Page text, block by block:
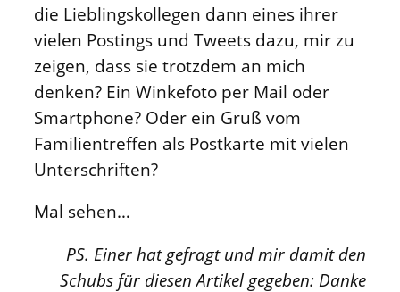
die Lieblingskollegen dann eines ihrer
vielen Postings und Tweets dazu, mir zu
zeigen, dass sie trotzdem an mich
denken? Ein Winkefoto per Mail oder
Smartphone? Oder ein Gruß vom
Familientreffen als Postkarte mit vielen
Unterschriften?
Mal sehen…
PS. Einer hat gefragt und mir damit den
Schubs für diesen Artikel gegeben: Danke